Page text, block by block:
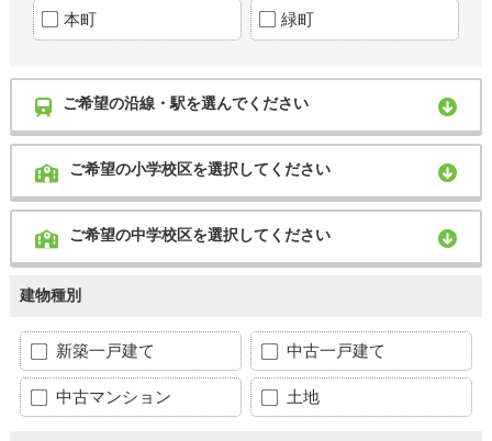
本町 緑町
ご希望の沿線・駅を選んでください
ご希望の小学校区を選択してください
ご希望の中学校区を選択してください
建物種別
新築一戸建て 中古一戸建て
中古マンション 土地